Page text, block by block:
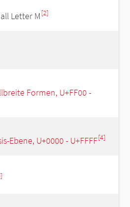
Letter M [2]
Formen, U+FF00 -
Ebene, U+0000 - U+FFFF[4]